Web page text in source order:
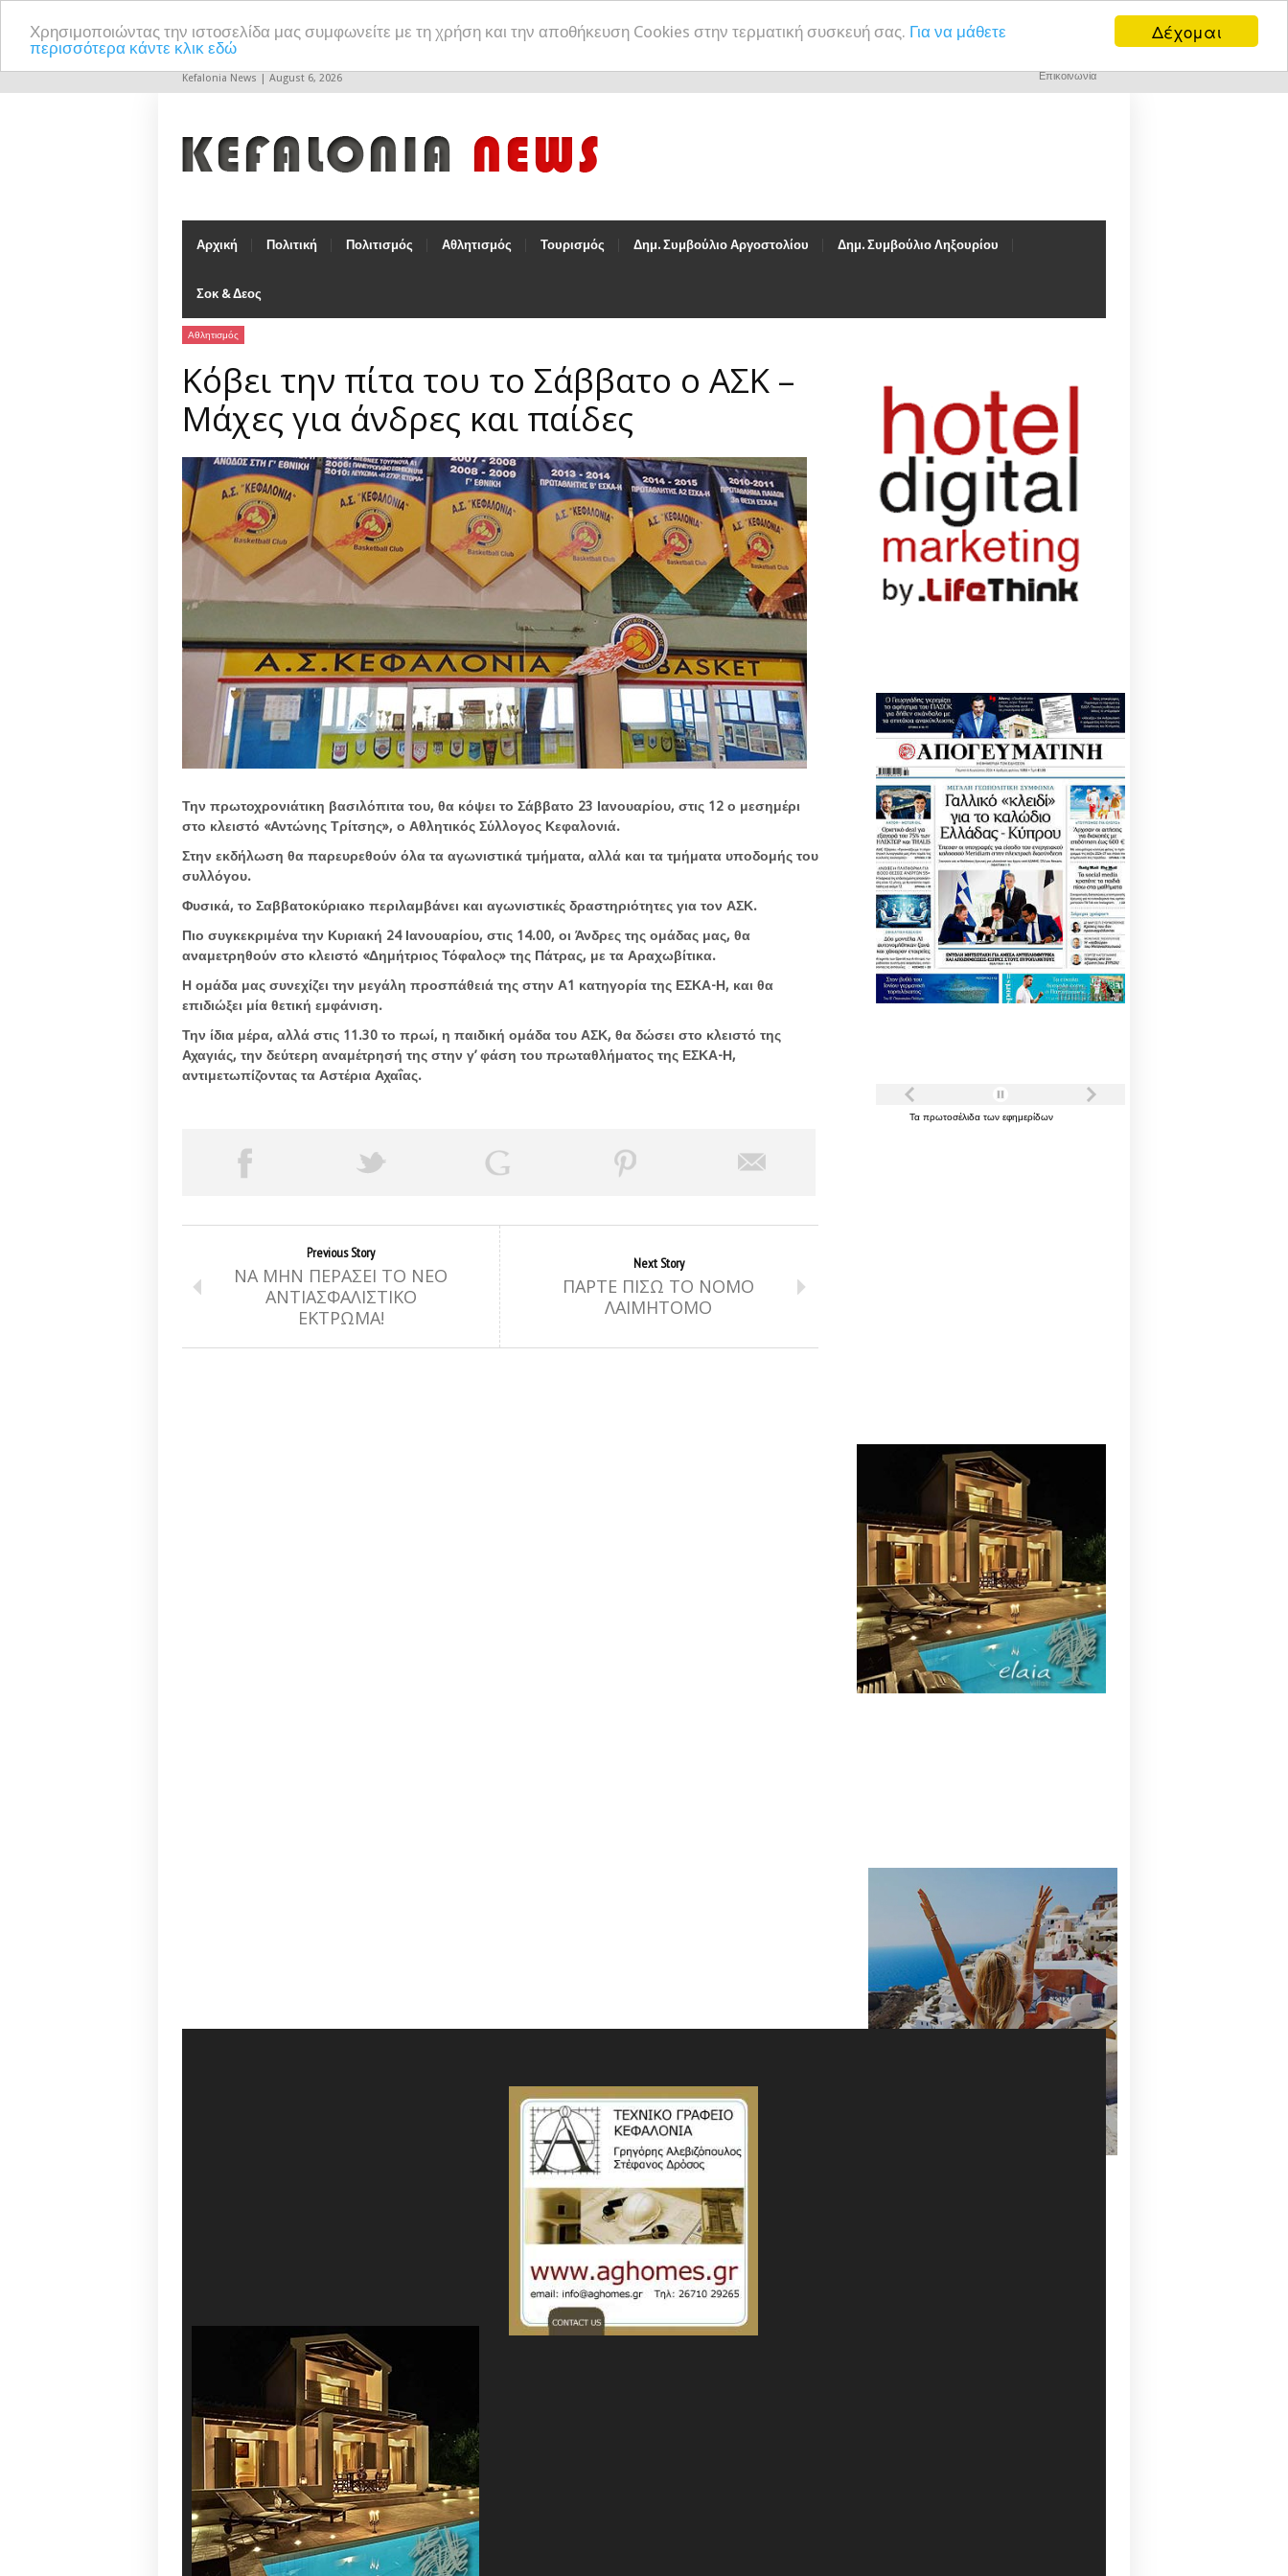
Δέχομαι
Χρησιμοποιώντας την ιστοσελίδα μας συμφωνείτε με τη χρήση και την αποθήκευση Cookies στην τερματική συσκευή σας. Για να μάθετε
περισσότερα κάντε κλικ εδώ
Kefalonia News | August 6, 2026 Επικοινωνία
Αρχική Πολιτική Πολιτισμός Αθλητισμός Τουρισμός Δημ. Συμβούλιο Αργοστολίου Δημ. Συμβούλιο Ληξουρίου
Σοκ & Δεος
Αθλητισμός
Κόβει την πίτα του το Σάββατο ο ΑΣΚ –
Μάχες για άνδρες και παίδες
Την πρωτοχρονιάτικη βασιλόπιτα του, θα κόψει το Σάββατο 23 Ιανουαρίου, στις 12 ο μεσημέρι
στο κλειστό «Αντώνης Τρίτσης», ο Αθλητικός Σύλλογος Κεφαλονιά.
Στην εκδήλωση θα παρευρεθούν όλα τα αγωνιστικά τμήματα, αλλά και τα τμήματα υποδομής του
συλλόγου.
Φυσικά, το Σαββατοκύριακο περιλαμβάνει και αγωνιστικές δραστηριότητες για τον ΑΣΚ.
Πιο συγκεκριμένα την Κυριακή 24 Ιανουαρίου, στις 14.00, οι Άνδρες της ομάδας μας, θα
αναμετρηθούν στο κλειστό «Δημήτριος Τόφαλος» της Πάτρας, με τα Αραχωβίτικα.
Η ομάδα μας συνεχίζει την μεγάλη προσπάθειά της στην Α1 κατηγορία της ΕΣΚΑ-Η, και θα
επιδιώξει μία θετική εμφάνιση.
Την ίδια μέρα, αλλά στις 11.30 το πρωί, η παιδική ομάδα του ΑΣΚ, θα δώσει στο κλειστό της
Αχαγιάς, την δεύτερη αναμέτρησή της στην γ’ φάση του πρωταθλήματος της ΕΣΚΑ-Η,
αντιμετωπίζοντας τα Αστέρια Αχαΐας.
Previous Story
ΝΑ ΜΗΝ ΠΕΡΑΣΕΙ ΤΟ ΝΕΟ
ΑΝΤΙΑΣΦΑΛΙΣΤΙΚΟ
ΕΚΤΡΩΜΑ!
Next Story
ΠΑΡΤΕ ΠΙΣΩ ΤΟ ΝΟΜΟ
ΛΑΙΜΗΤΟΜΟ
Τα πρωτοσέλιδα των εφημερίδων